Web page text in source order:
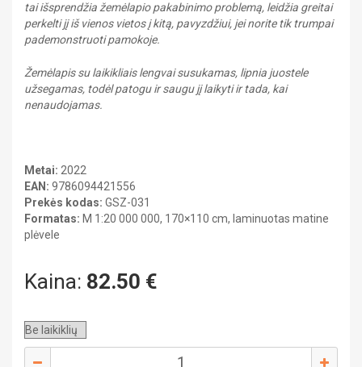
Heraldika ir reprodukcijos
Kitos priemonės
GEOGRAFIJA
ISTORIJA
LIETUVIŲ KALBA
MUZIKA
UŽSIENIO KALBA
DAILĖ
FIZIKA
GEOGRAFIJA
LIETUVIŲ KALBA
UŽSIENIO KALBA
LIETUVIŲ KALBA
MATEMATIKA
MUZIKA
UŽSIENIO KALBA
tai išsprendžia žemėlapio pakabinimo problemą, leidžia greitai
perkelti jį iš vienos vietos į kitą, pavyzdžiui, jei norite tik trumpai
pademonstruoti pamokoje.
Žemėlapis su laikikliais lengvai susukamas, lipnia juostele
užsegamas, todėl patogu ir saugu jį laikyti ir tada, kai
nenaudojamas.
Metai: 2022
EAN: 9786094421556
Prekės kodas: GSZ-031
Formatas: M 1:20 000 000, 170×110 cm, laminuotas matine
plėvele
Kaina: 82.50 €